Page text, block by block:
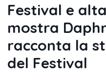
Festival e
mostra
racconta la
del Festival